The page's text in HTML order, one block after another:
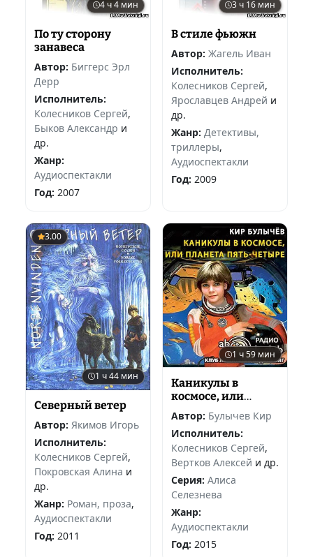
4 ч 4 мин
По ту сторону
занавеса
Автор: Биггерс Эрл
Дерр
Исполнитель:
Колесников Сергей,
Быков Александр и
др.
Жанр:
Аудиоспектакли
Год: 2007
3 ч 16 мин
В стиле фьюжн
Автор: Жагель Иван
Исполнитель:
Колесников Сергей,
Ярославцев Андрей и
др.
Жанр: Детективы,
триллеры,
Аудиоспектакли
Год: 2009
3.00
1 ч 44 мин
Северный ветер
Автор: Якимов Игорь
Исполнитель:
Колесников Сергей,
Покровская Алина и
др.
Жанр: Роман, проза,
Аудиоспектакли
Год: 2011
1 ч 59 мин
Каникулы в
космосе, или
Планета Пять-
Четыре
Автор: Булычев Кир
Исполнитель:
Колесников Сергей,
Вертков Алексей и др.
Серия: Алиса
Селезнева
Жанр:
Аудиоспектакли
Год: 2015